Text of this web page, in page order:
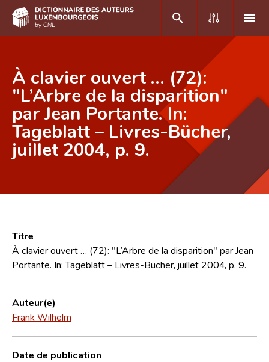
DE FR
Accueil
Auteur(e)s A-Z
Recherche avancée
Équipe scientifique
Contact
À clavier ouvert … (72):
"L’Arbre de la disparition"
par Jean Portante. In:
Tageblatt – Livres-Bücher,
juillet 2004, p. 9.
Titre
À clavier ouvert … (72): "L’Arbre de la disparition" par Jean
Portante. In: Tageblatt – Livres-Bücher, juillet 2004, p. 9.
Auteur(e)
Frank Wilhelm
Date de publication